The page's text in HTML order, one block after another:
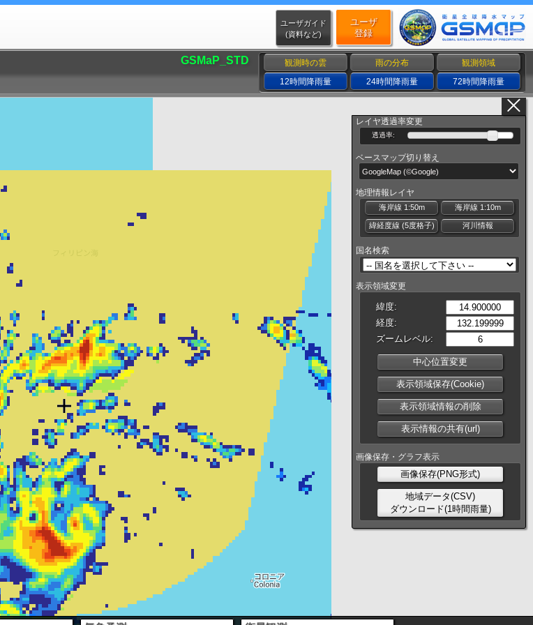
ユーザガイド
(資料など)
ユーザ
登録
GSMaP_STD 観測時の雲 雨の分布
観測領域
12時間降雨量
24時間降雨量 72時間降雨量
レイヤ透過率変更
透過率:
ベースマップ切り替え
地理情報レイヤ
海岸線 1:50m 海岸線 1:10m
緯経度線 (5度格子) 河川情報
国名検索
表示領域変更
緯度:
経度:
ズームレベル:
中心位置変更
表示領域保存(Cookie)
表示領域情報の削除
表示情報の共有(url)
画像保存・グラフ表示
画像保存(PNG形式)
地域データ(CSV)
ダウンロード(1時間雨量)